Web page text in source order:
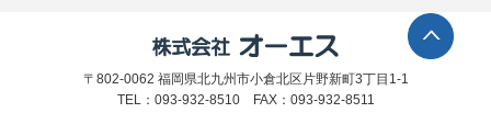
〒802-0062 福岡県北九州市小倉北区片野新町3丁目1-1
TEL：093-932-8510 FAX：093-932-8511